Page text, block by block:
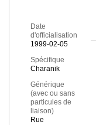
Date
d'officialisation
1999-02-05
Spécifique
Charanik
Générique
(avec ou sans
particules de
liaison)
Rue